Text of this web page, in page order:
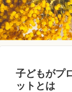
子どもがプ
ットとは